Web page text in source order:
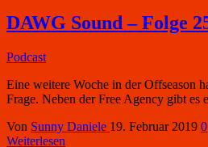
DAWG Sound – Folge
Podcast
Eine weitere Woche in der Offseason
Frage. Neben der Free Agency gibt
Von Sunny Daniele 19. Februar 2019 0
Weiterlesen